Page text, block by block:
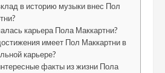
в историю музыки внес Пол
карьера Пола Маккартни?
имеет Пол Маккартни в
карьере?
факты из жизни Пола